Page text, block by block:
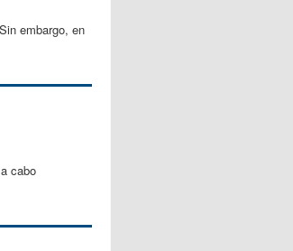
embargo, en
cabo